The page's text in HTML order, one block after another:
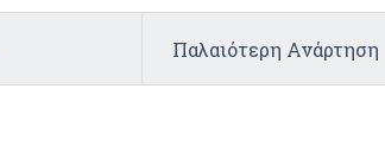
Παλαιότερη Ανάρτηση